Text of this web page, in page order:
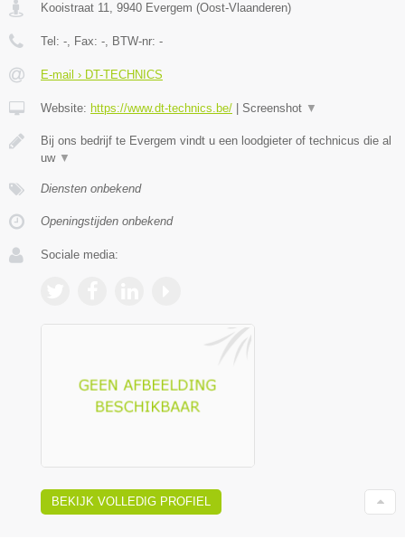
Kooistraat 11, 9940 Evergem (Oost-Vlaanderen)
Tel: -, Fax: -, BTW-nr: -
E-mail › DT-TECHNICS
Website: https://www.dt-technics.be/ Screenshot ▼
Bij ons bedrijf te Evergem vindt u een loodgieter of technicus die al
uw ▼
Diensten onbekend
Openingstijden onbekend
Sociale media:
BEKIJK VOLLEDIG PROFIEL